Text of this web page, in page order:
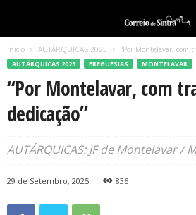
Início AUTÁRQUICAS 2025 “Por Montelavar, com
AUTÁRQUICAS 2025 FREGUESIAS MONTELAVAR
“Por Montelavar, com
dedicação”
AUTÁRQUICAS: JF de Montelavar /
29 de Setembro, 2025 836